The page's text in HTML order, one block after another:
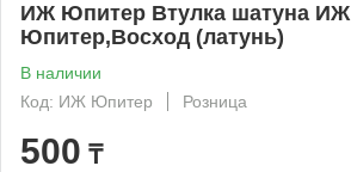
ИЖ Юпитер Втулка шатуна ИЖ
Юпитер,Восход (латунь)
В наличии
Код: ИЖ Юпитер
Розница
500 ₸